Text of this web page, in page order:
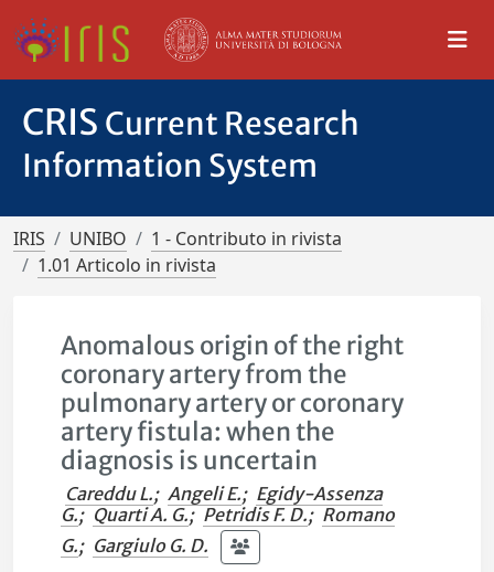
CRIS Current Research
Information System
IRIS UNIBO
1 - Contributo in rivista
1.01 Articolo in rivista
Anomalous origin of the right
coronary artery from the
pulmonary artery or coronary
artery fistula: when the
diagnosis is uncertain
Careddu L.; Angeli E.; Egidy-Assenza
G.; Quarti A. G.; Petridis F. D.; Romano
G.; Gargiulo G. D.